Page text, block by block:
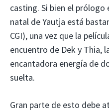
casting. Si bien el
natal de Yautja está
CGI), una vez que la
encuentro de Dek y Thia,
encantadora energía de
suelta.
Gran parte de esto debe